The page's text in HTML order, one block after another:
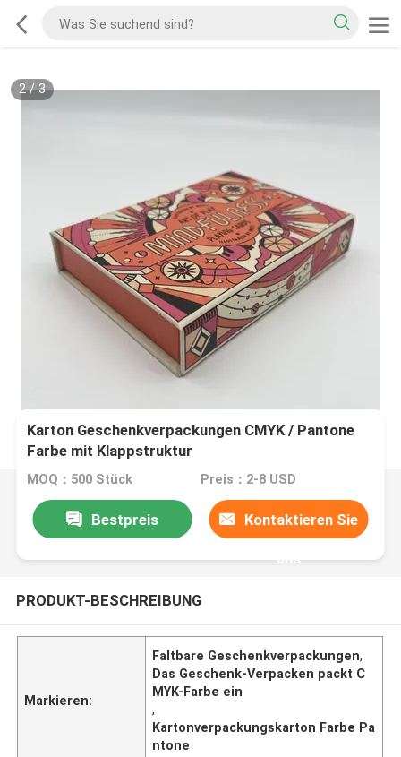
2/3
Karton Geschenkverpackungen CMYK / Pantone
Farbe mit Klappstruktur
MOQ：500 Stück Preis：2-8 USD
Bestpreis Kontaktieren Sie
uns
PRODUKT-BESCHREIBUNG
Markieren:
Faltbare Geschenkverpackungen,
Das Geschenk-Verpacken packt C
MYK-Farbe ein
,
Kartonverpackungskarton Farbe Pa
ntone